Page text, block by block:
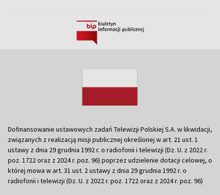
Dofinansowanie ustawowych zadań Telewizji Polskiej S.A. w likwidacji,
związanych z realizacją misji publicznej określonej w art. 21 ust. 1
ustawy z dnia 29 grudnia 1992 r. o radiofonii i telewizji (Dz. U. z 2022 r.
poz. 1722 oraz z 2024 r. poz. 96) poprzez udzielenie dotacji celowej, o
której mowa w art. 31 ust. 2 ustawy z dnia 29 grudnia 1992 r. o
radiofonii i telewizji (Dz. U. z 2022 r. poz. 1722 oraz z 2024 r. poz. 96)